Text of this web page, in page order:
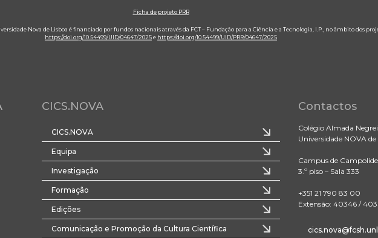
Ficha de projeto PRR
Nova de Lisboa é financiado por fundos nacionais através da FCT – Fundação para a Ciência e a Tecnologia, I.P., no âmbito dos
https://doi.org/10.54499/UID/04647/2025e https://doi.org/10.54499/UID/PRR/04647/2025
CICS.NOVA
CICS.NOVA
Equipa
Investigação
Formação
Edições
Comunicação e Promoção da Cultura Científica
Contactos
Colégio Almada
Universidade NOVA de
Campus de Campolide
3.º piso – Sala 333
+351 21 790 83 00
Extensão: 40346 /